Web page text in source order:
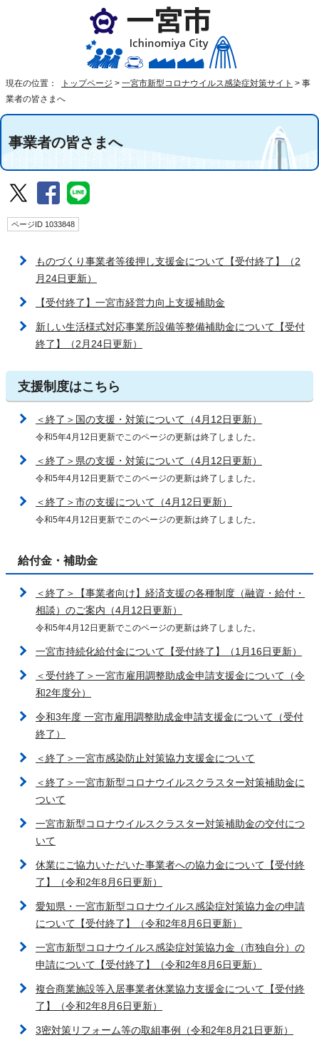
現在の位置： トップページ > 一宮市新型コロナウイルス感染症対策サイト > 事
業者の皆さまへ
事業者の皆さまへ
ページID 1033848
ものづくり事業者等後押し支援金について【受付終了】（2
月24日更新）
【受付終了】一宮市経営力向上支援補助金
新しい生活様式対応事業所設備等整備補助金について【受付
終了】（2月24日更新）
支援制度はこちら
＜終了＞国の支援・対策について（4月12日更新）
令和5年4月12日更新でこのページの更新は終了しました。
＜終了＞県の支援・対策について（4月12日更新）
令和5年4月12日更新でこのページの更新は終了しました。
＜終了＞市の支援について（4月12日更新）
令和5年4月12日更新でこのページの更新は終了しました。
給付金・補助金
＜終了＞【事業者向け】経済支援の各種制度（融資・給付・
相談）のご案内（4月12日更新）
令和5年4月12日更新でこのページの更新は終了しました。
一宮市持続化給付金について【受付終了】（1月16日更新）
＜受付終了＞一宮市雇用調整助成金申請支援金について（令
和2年度分）
令和3年度 一宮市雇用調整助成金申請支援金について（受付
終了）
＜終了＞一宮市感染防止対策協力支援金について
＜終了＞一宮市新型コロナウイルスクラスター対策補助金に
ついて
一宮市新型コロナウイルスクラスター対策補助金の交付につ
いて
休業にご協力いただいた事業者への協力金について【受付終
了】（令和2年8月6日更新）
愛知県・一宮市新型コロナウイルス感染症対策協力金の申請
について【受付終了】（令和2年8月6日更新）
一宮市新型コロナウイルス感染症対策協力金（市独自分）の
申請について【受付終了】（令和2年8月6日更新）
複合商業施設等入居事業者休業協力支援金について【受付終
了】（令和2年8月6日更新）
3密対策リフォーム等の取組事例（令和2年8月21日更新）